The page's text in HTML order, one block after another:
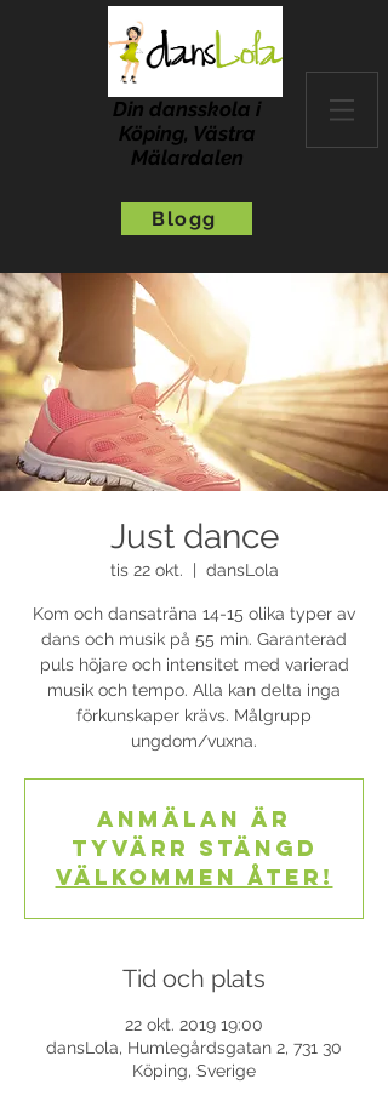
Din dansskola i
Köping, Västra
Mälardalen
Blogg
Just dance
tis 22 okt. dansLola
Kom och dansaträna 14-15 olika typer av
dans och musik på 55 min. Garanterad
puls höjare och intensitet med varierad
musik och tempo. Alla kan delta inga
förkunskaper krävs. Målgrupp
ungdom/vuxna.
Anmälan är
tyvärr stängd
Välkommen åter!
Tid och plats
22 okt. 2019 19:00
dansLola, Humlegårdsgatan 2, 731 30
Köping, Sverige